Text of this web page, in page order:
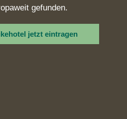
gefunden.
jetzt eintragen